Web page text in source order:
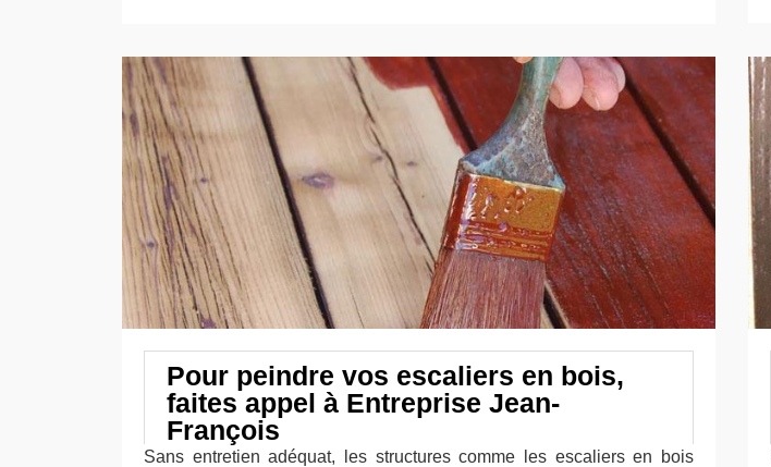
Pour peindre vos escaliers en bois,
faites appel à Entreprise Jean-
François
Sans entretien adéquat, les structures comme les escaliers en bois